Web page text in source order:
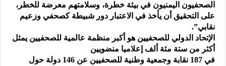
الصحفيون اليمنيون في بيئة خطرة، وسلامتهم معرضة للخطر،
على التحقيق أن يأخذ في الاعتبار دور شبيطة كصحفي وزعيم
نقابي”.
الإتحاد الدولي للصحفيين هو أكبر منظمة عالمية للصحفيين يمثل
أكثر من ستة مئة ألف إعلاميا منضويين
في 187 نقابة وجمعية وطنية للصحفيين عن 146 دولة حول